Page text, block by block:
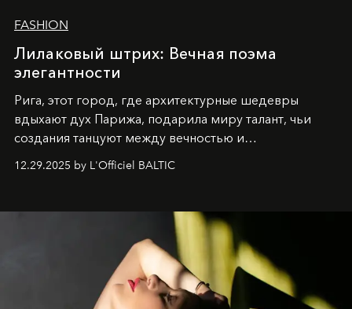
FASHION
Лилаковый штрих: Вечная поэма
элегантности
Рига, этот город, где архитектурные шедевры
вдыхают дух Парижа, подарила миру талант, чьи
создания танцуют между вечностью и
12.29.2025 by L'Officiel BALTIC